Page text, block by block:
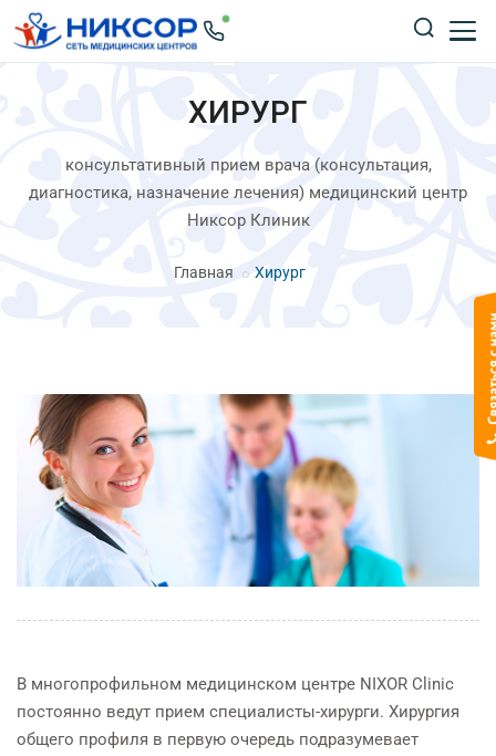
ХИРУРГ
консультативный прием врача (консультация,
диагностика, назначение лечения) медицинский центр
Никсор Клиник
Главная Хирург
В многопрофильном медицинском центре NIXOR Clinic
постоянно ведут прием специалисты-хирурги. Хирургия
общего профиля в первую очередь подразумевает